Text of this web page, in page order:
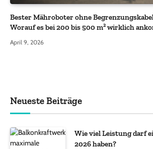
Bester Mähroboter ohne
Worauf es bei 200 bis 500 m² wirklich
April 9, 2026
Neueste Beiträge
Wie viel Leistung darf
2026 haben?